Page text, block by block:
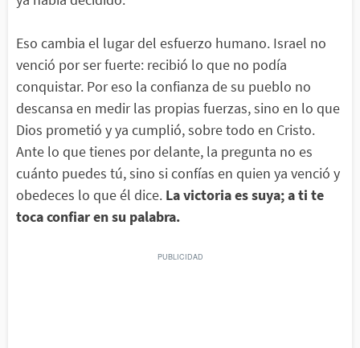
Eso cambia el lugar del esfuerzo humano. Israel no
venció por ser fuerte: recibió lo que no podía
conquistar. Por eso la confianza de su pueblo no
descansa en medir las propias fuerzas, sino en lo que
Dios prometió y ya cumplió, sobre todo en Cristo.
Ante lo que tienes por delante, la pregunta no es
cuánto puedes tú, sino si confías en quien ya venció y
obedeces lo que él dice. La victoria es suya; a ti te
toca confiar en su palabra.